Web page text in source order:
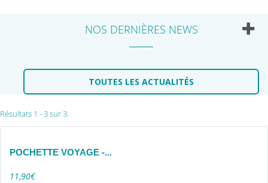
NOS DERNIÈRES NEWS
TOUTES LES ACTUALITÉS
Résultats 1 - 3 sur 3.
POCHETTE VOYAGE -...
11,90€